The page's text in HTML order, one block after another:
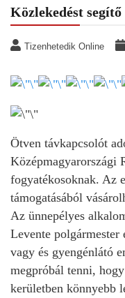
Közlekedést
Tizenhetedik Online
Ötven távkapcsolót
Középmagyarországi
fogyatékosoknak. Az
támogatásából
Az ünnepélyes
Levente polgármester
vagy és gyengénlátó
megpróbál tenni,
kerületben könnyebb